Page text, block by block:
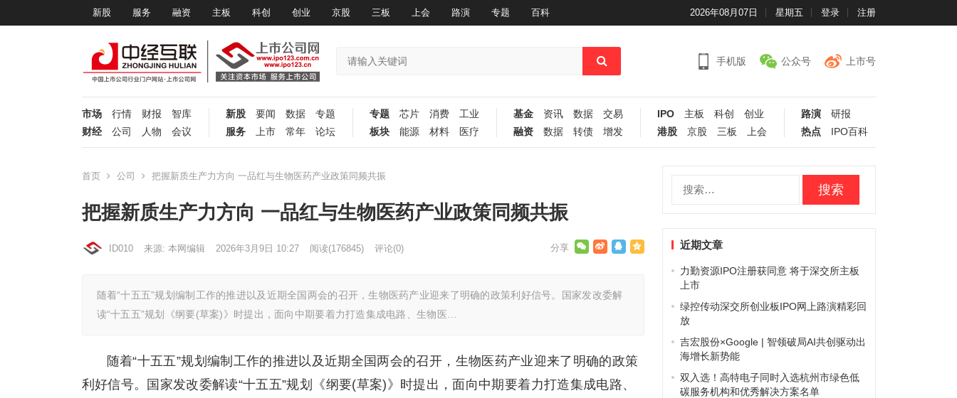
新股 服务 融资 主板 科创 创业 京股 三板 上会 路演 专题 百科 2026年08月07日 星期五 登录 注册
手机版 公众号 上市号
市场 行情 财报
智库
财经
公司 人物 会议
新股 要闻 数据
专题
服务
上市 常年 论坛
专题 芯片 消费
工业
板块
能源 材料 医疗
基金 资讯 数据
交易
融资
数据 转债 增发
IPO 主板 科创
创业
港股
京股 三板 上会
路演
研报
热点
IPO百科
首页 公司 把握新质生产力方向 一品红与生物医药产业政策同频共振
把握新质生产力方向 一品红与生物医药产业政策同频共振
ID010 来源: 本网编辑 2026年3月9日 10:27 阅读(176845) 评论(0)
随着“十五五”规划编制工作的推进以及近期全国两会的召开，生物医药产业迎来了明确的政策利好信号。国家发改委解
读“十五五”规划《纲要(草案)》时提出，面向中期要着力打造集成电路、生物医…
随着“十五五”规划编制工作的推进以及近期全国两会的召开，生物医药产业迎来了明确的政策
利好信号。国家发改委解读“十五五”规划《纲要(草案)》时提出，面向中期要着力打造集成电路、
近期文章
力勤资源IPO注册获同意 将于深交所主板
上市
绿控传动深交所创业板IPO网上路演精彩回
放
吉宏股份×Google | 智领破局AI共创驱动出
海增长新势能
双入选！高特电子同时入选杭州市绿色低
碳服务机构和优秀解决方案名单